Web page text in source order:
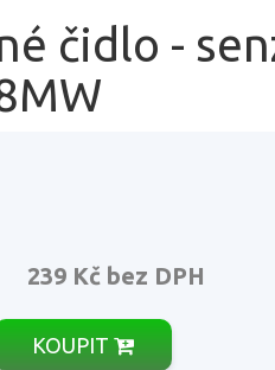
čidlo -
239 Kč bez DPH
KOUPIT